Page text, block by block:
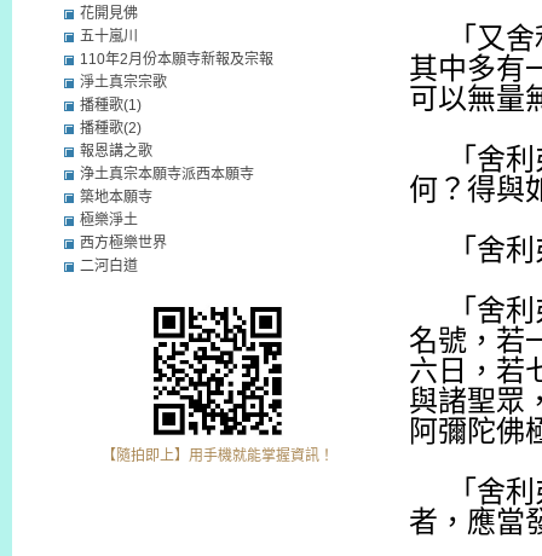
「又
其中多有
可以無量
「舍
何？得與
「舍
「舍
名號，若
六日，若
與諸聖眾
阿彌陀佛
「舍
者，應當
花開見佛
五十嵐川
110年2月份本願寺新報及宗報
淨土真宗宗歌
播種歌(1)
播種歌(2)
報恩講之歌
浄土真宗本願寺派西本願寺
築地本願寺
極樂淨土
西方極樂世界
二河白道
【隨拍即上】用手機就能掌握資訊！